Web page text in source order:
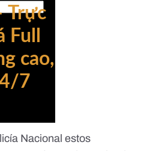
Nacional estos